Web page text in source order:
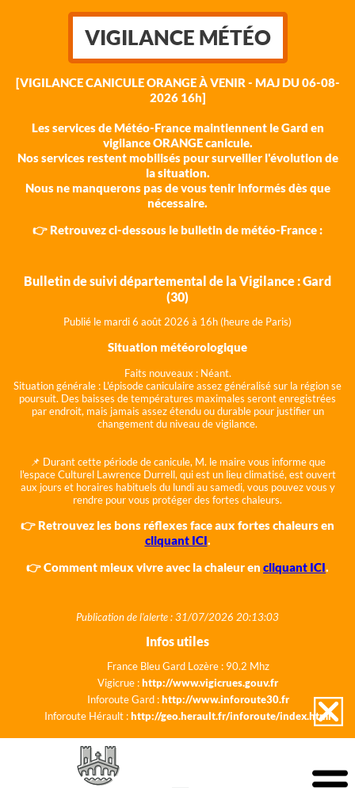
VIGILANCE MÉTÉO
[VIGILANCE CANICULE ORANGE À VENIR - MAJ DU 06-08-
2026 16h]
Les services de Météo-France maintiennent le Gard en
vigilance ORANGE canicule.
Nos services restent mobilisés pour surveiller l'évolution de
la situation.
Nous ne manquerons pas de vous tenir informés dès que
nécessaire.
👉 Retrouvez ci-dessous le bulletin de météo-France :
Bulletin de suivi départemental de la Vigilance : Gard
(30)
Publié le mardi 6 août 2026 à 16h (heure de Paris)
Situation météorologique
Faits nouveaux : Néant.
Situation générale : L'épisode caniculaire assez généralisé sur la région se
poursuit. Des baisses de températures maximales seront enregistrées
par endroit, mais jamais assez étendu ou durable pour justifier un
changement du niveau de vigilance.
📌 Durant cette période de canicule, M. le maire vous informe que
l'espace Culturel Lawrence Durrell, qui est un lieu climatisé, est ouvert
aux jours et horaires habituels du lundi au samedi, vous pouvez vous y
rendre pour vous protéger des fortes chaleurs.
👉 Retrouvez les bons réflexes face aux fortes chaleurs en
cliquant ICI.
👉 Comment mieux vivre avec la chaleur en cliquant ICI.
Publication de l'alerte : 31/07/2026 20:13:03
Infos utiles
France Bleu Gard Lozère : 90.2 Mhz
Vigicrue :http://www.vigicrues.gouv.fr
Inforoute Gard :http://www.inforoute30.fr
Inforoute Hérault :http://geo.herault.fr/inforoute/index.html